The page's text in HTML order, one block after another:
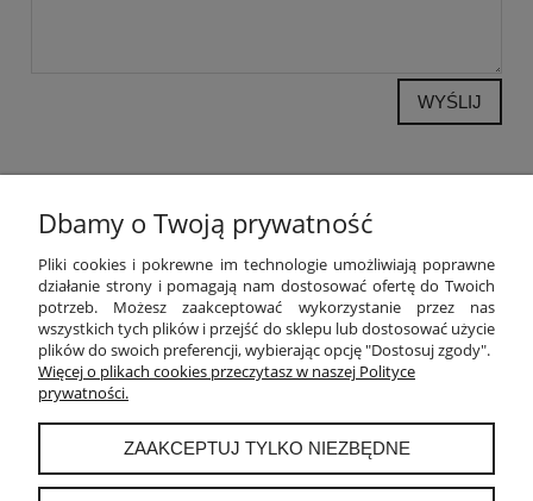
WYŚLIJ
POMOC
MOJE KONTO
PŁATNOŚCI I DOSTAWA
INFORMACJE
Dbamy o Twoją prywatność
Pliki cookies i pokrewne im technologie umożliwiają poprawne
działanie strony i pomagają nam dostosować ofertę do Twoich
potrzeb. Możesz zaakceptować wykorzystanie przez nas
wszystkich tych plików i przejść do sklepu lub dostosować użycie
plików do swoich preferencji, wybierając opcję "Dostosuj zgody".
Więcej o plikach cookies przeczytasz w naszej Polityce
prywatności.
ZAAKCEPTUJ TYLKO NIEZBĘDNE